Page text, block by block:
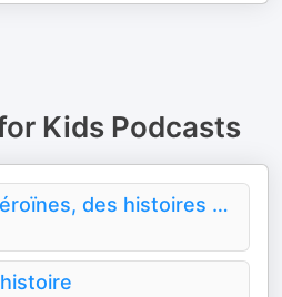
KidsPodcasts
Nouvelles Héroïnes, des histoires vraies de femmes qui sont allées au bout de leurs rêves pour inspirer les jeunes géné